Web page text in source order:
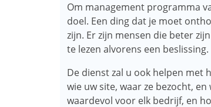
Om management programma
doel. Een ding dat je moet
zijn. Er zijn mensen die beter
te lezen alvorens een beslissing.
De dienst zal u ook helpen met
wie uw site, waar ze bezocht,
waardevol voor elk bedrijf, en